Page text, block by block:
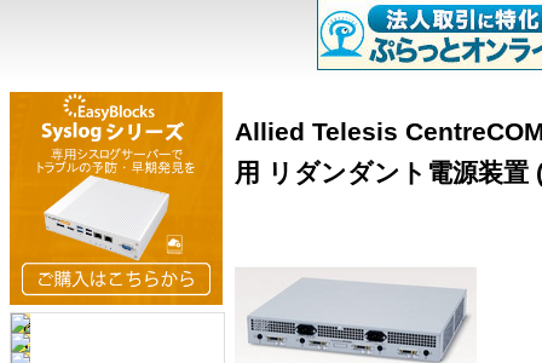
Allied Telesis
用 リダンダント電源装置